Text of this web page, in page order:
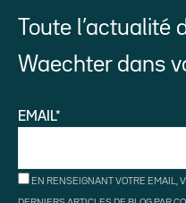
Toute
Waechter dans
EMAIL*
EN RENSEIGNANT VOTRE EMAIL,